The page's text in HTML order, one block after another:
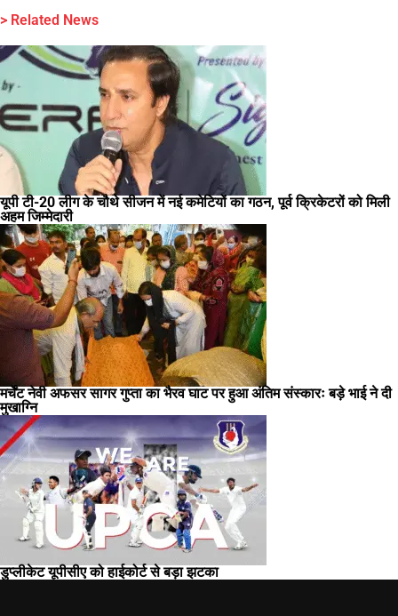
> Related News
यूपी टी-20 लीग के चौथे सीजन में नई कमेटियों का गठन, पूर्व क्रिकेटरों को मिली
अहम जिम्मेदारी
मर्चेंट नेवी अफसर सागर गुप्ता का भैरव घाट पर हुआ अंतिम संस्कारः बड़े भाई ने दी
मुखाग्नि
डुप्लीकेट यूपीसीए को हाईकोर्ट से बड़ा झटका